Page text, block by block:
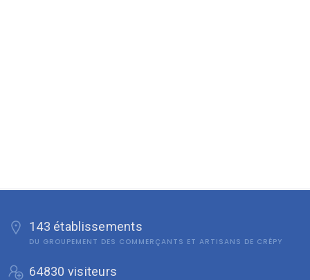
143 établissements
DU GROUPEMENT DES COMMERÇANTS ET ARTISANS DE CRÉPY
64830 visiteurs